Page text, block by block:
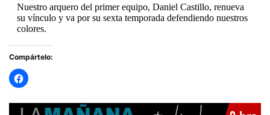
Nuestro arquero del primer equipo, Daniel Castillo, renueva
su vínculo y va por su sexta temporada defendiendo nuestros
colores.
cuidando…
— Deportes Iquique (@ClubDIquique)
Compártelo: